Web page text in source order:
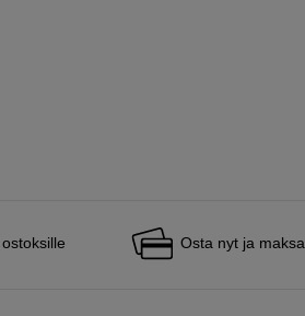
Osta nyt ja